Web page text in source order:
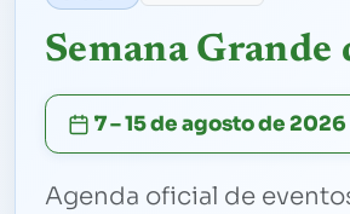
Semana Grande
7 – 15 de agosto de 2026
Agenda oficial de